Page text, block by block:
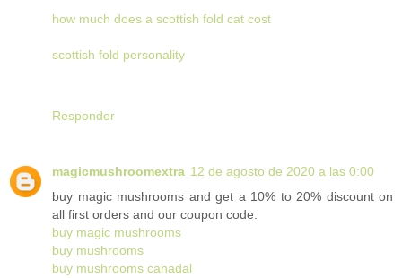
how much does a scottish fold cat cost
scottish fold personality
Responder
magicmushroomextra 12 de agosto de 2020 a las 0:00
buy magic mushrooms and get a 10% to 20% discount on
all first orders and our coupon code.
buy magic mushrooms
buy mushrooms
buy mushrooms canadal